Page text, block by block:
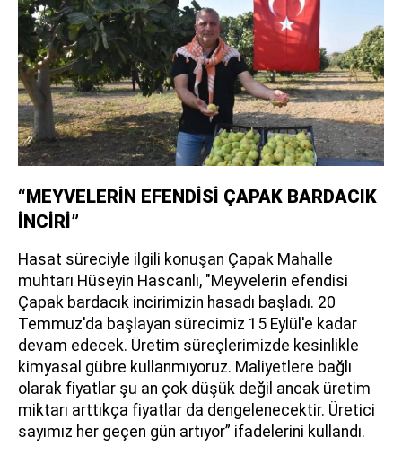
“MEYVELERİN EFENDİSİ ÇAPAK BARDACIK
İNCİRİ”
Hasat süreciyle ilgili konuşan Çapak Mahalle
muhtarı Hüseyin Hascanlı, "Meyvelerin efendisi
Çapak bardacık incirimizin hasadı başladı. 20
Temmuz'da başlayan sürecimiz 15 Eylül'e kadar
devam edecek. Üretim süreçlerimizde kesinlikle
kimyasal gübre kullanmıyoruz. Maliyetlere bağlı
olarak fiyatlar şu an çok düşük değil ancak üretim
miktarı arttıkça fiyatlar da dengelenecektir. Üretici
sayımız her geçen gün artıyor” ifadelerini kullandı.